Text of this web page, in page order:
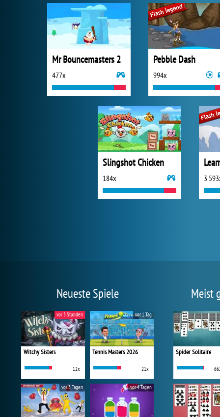
Mr Bouncemasters 2
477x
Pebble Dash
994x
Slingshot Chicken
184x 3
Neueste Spiele
Witchy Sisters
12x
vor 3 Stunden
Tennis Masters 2026
21x
vor 1 Tag
vor 3 Tagen vor 4 Tagen
Meist
Spider Solitaire